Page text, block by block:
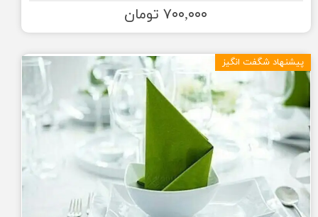
۷۰۰,۰۰۰ تومان
پیشنهاد شگفت انگیز